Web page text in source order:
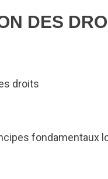
DES
droits
fondamentaux